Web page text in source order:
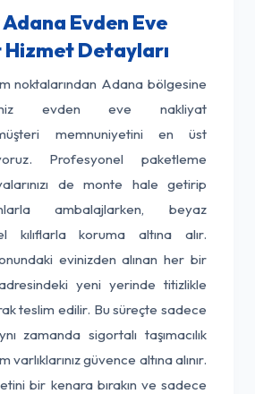
Evden Eve
Detayları
noktalarından Adana bölgesine
evden eve nakliyat
memnuniyetini en üst
Profesyonel paketleme
de monte hale getirip
ambalajlarken, beyaz
kılıflarla koruma altına alır.
evinizden alınan her bir
yeni yerinde titizlikle
teslim edilir. Bu süreçte sadece
zamanda sigortalı taşımacılık
varlıklarınız güvence altına alınır.
bir kenara bırakın ve sadece